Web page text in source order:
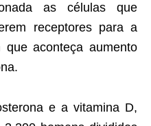
as células que
receptores para a
aconteça aumento
e a vitamina D,